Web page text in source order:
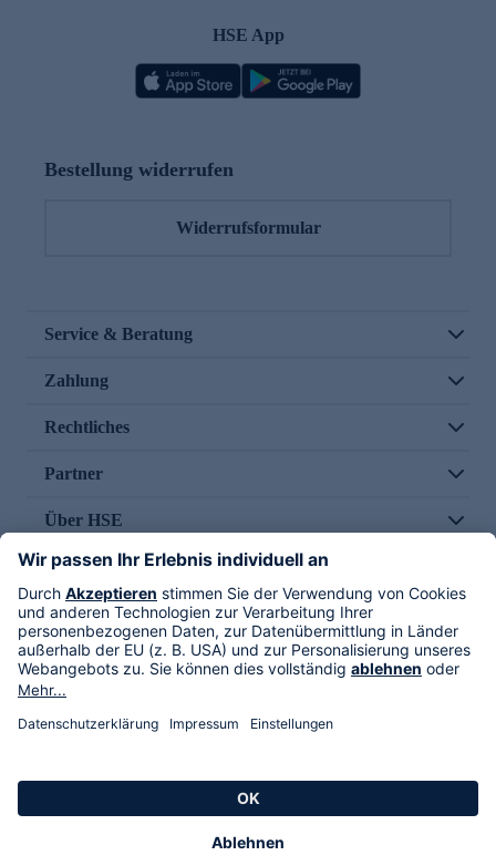
HSE App
Bestellung widerrufen
Widerrufsformular
Service & Beratung
Zahlung
Rechtliches
Partner
Über HSE
Im TV
HSE International